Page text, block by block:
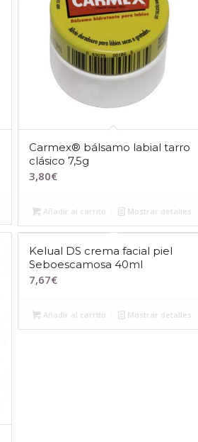
Carmex® bálsamo labial tarro
clásico 7,5g
3,80€
Añadir al carrito Mostrar detalles
Kelual DS crema facial piel
Seboescamosa 40ml
7,67€
Añadir al carrito Mostrar detalles